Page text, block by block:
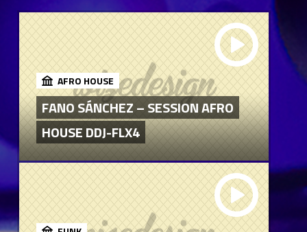
AFRO HOUSE
FANO SÁNCHEZ – SESSION AFRO
HOUSE DDJ-FLX4